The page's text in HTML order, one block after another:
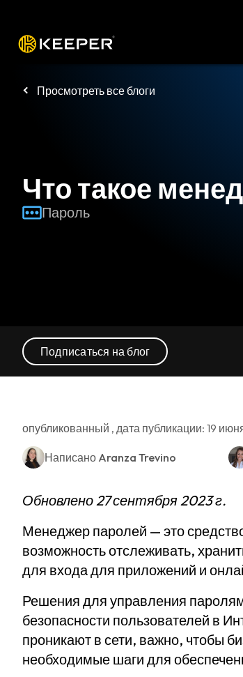
Просмотреть все блоги
Что такое
Пароль
Подписаться на блог
опубликованный , дата публикации: 19
Написано Aranza Trevino
Обновлено 27 сентября 2023 г.
Менеджер паролей — это
возможность отслеживать,
для входа для приложений и
Решения для управления
безопасности пользователей в
проникают в сети, важно, чтобы
необходимые шаги для